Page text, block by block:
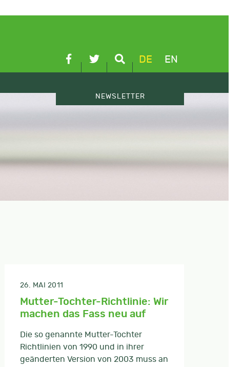
DE EN
NEWSLETTER
26. MAI 2011
Mutter-Tochter-Richtlinie: Wir
machen das Fass neu auf
Die so genannte Mutter-Tochter
Richtlinien von 1990 und in ihrer
geänderten Version von 2003 muss an